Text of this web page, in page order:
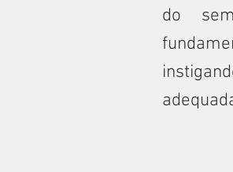
do